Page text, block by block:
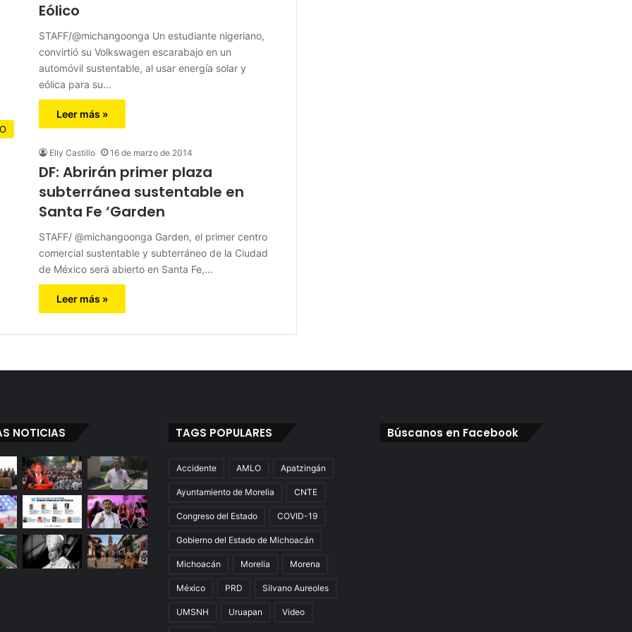
Eólico
STAFF/@michangoonga Un estudiante nigeriano,
convirtió su Volkswagen escarabajo en un
automóvil sustentable, al usar energía solar y
eólica para su…
Leer más »
Elly Castillo 16 de marzo de 2014
DF: Abrirán primer plaza
subterránea sustentable en
Santa Fe ‘Garden
STAFF/ @michangoonga Garden, el primer centro
comercial sustentable y subterráneo de la Ciudad
de México será abierto en Santa Fe,…
Leer más »
NOTICIAS TAGS POPULARES
Accidente AMLO Apatzingán
Ayuntamiento de Morelia CNTE
Congreso del Estado COVID-19
Gobierno del Estado de Michoacán
Michoacán Morelia Morena
México PRD Silvano Aureoles
UMSNH Uruapan Video
Búscanos en Facebook